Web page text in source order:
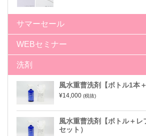
サマーセール
WEBセミナー
洗剤
風水重曹洗剤【ボトル1本
¥14,000 (税抜)
風水重曹洗剤【ボトル＋レ
セット）